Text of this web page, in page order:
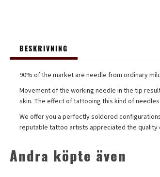
BESKRIVNING
90% of the market are needle from ordinary
Movement of the working needle in the tip
skin. The effect of tattooing this kind of
We offer you a perfectly soldered
reputable tattoo artists appreciated the quality
Andra köpte även